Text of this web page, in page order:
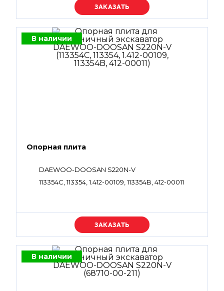
Уточняйте цену
В наличии
Опорная плита
DAEWOO-DOOSAN S220N-V
113354C, 113354, 1.412-00109, 113354B, 412-00011
Уточняйте цену
В наличии